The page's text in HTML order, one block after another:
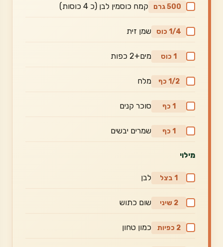
500 גרם קמח כוסמין לבן (כ 4 כוסות)
1/4 כוס שמן זית
1 כוס מים+2 כפות
1/2 כף מלח
1 כף סוכר קנים
1 כף שמרים יבשים
מילוי
1 בצל לבן
2 שיני שום כתוש
2 כפיות כמון טחון